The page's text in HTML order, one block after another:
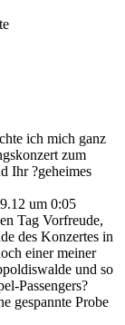
ich mich ganz
zum
Ihr ?geheimes
um 0:05
Tag Vorfreude,
des Konzertes in
einer meiner
und so
Passengers?
gespannte Probe